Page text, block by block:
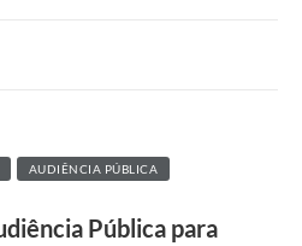
AUDIÊNCIA PÚBLICA
Pública para